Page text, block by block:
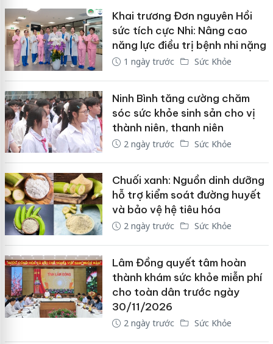
Khai trương Đơn nguyên Hồi
sức tích cực Nhi: Nâng cao
năng lực điều trị bệnh nhi nặng
1 ngày trước Sức Khỏe
Ninh Bình tăng cường chăm
sóc sức khỏe sinh sản cho vị
thành niên, thanh niên
2 ngày trước Sức Khỏe
Chuối xanh: Nguồn dinh dưỡng
hỗ trợ kiểm soát đường huyết
và bảo vệ hệ tiêu hóa
2 ngày trước Sức Khỏe
Lâm Đồng quyết tâm hoàn
thành khám sức khỏe miễn phí
cho toàn dân trước ngày
30/11/2026
2 ngày trước Sức Khỏe